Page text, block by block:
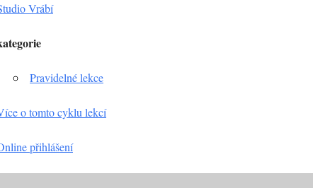
Vrábí
Pravidelné lekce
o tomto cyklu lekcí
přihlášení